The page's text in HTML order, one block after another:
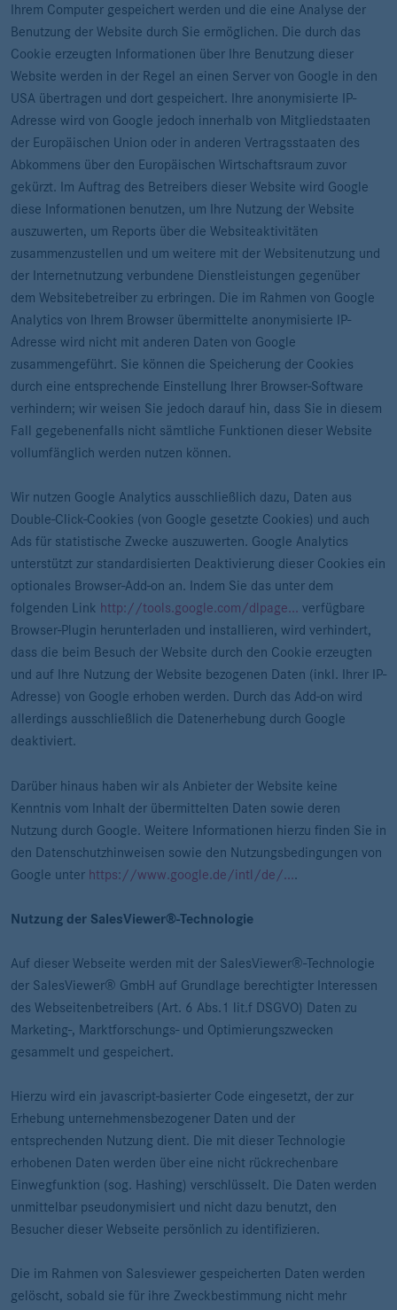
Ihrem Computer gespeichert werden und die eine Analyse der
Benutzung der Website durch Sie ermöglichen. Die durch das
Cookie erzeugten Informationen über Ihre Benutzung dieser
Website werden in der Regel an einen Server von Google in den
USA übertragen und dort gespeichert. Ihre anonymisierte IP-
Adresse wird von Google jedoch innerhalb von Mitgliedstaaten
der Europäischen Union oder in anderen Vertragsstaaten des
Abkommens über den Europäischen Wirtschaftsraum zuvor
gekürzt. Im Auftrag des Betreibers dieser Website wird Google
diese Informationen benutzen, um Ihre Nutzung der Website
auszuwerten, um Reports über die Websiteaktivitäten
zusammenzustellen und um weitere mit der Websitenutzung und
der Internetnutzung verbundene Dienstleistungen gegenüber
dem Websitebetreiber zu erbringen. Die im Rahmen von Google
Analytics von Ihrem Browser übermittelte anonymisierte IP-
Adresse wird nicht mit anderen Daten von Google
zusammengeführt. Sie können die Speicherung der Cookies
durch eine entsprechende Einstellung Ihrer Browser-Software
verhindern; wir weisen Sie jedoch darauf hin, dass Sie in diesem
Fall gegebenenfalls nicht sämtliche Funktionen dieser Website
vollumfänglich werden nutzen können.
Wir nutzen Google Analytics ausschließlich dazu, Daten aus
Double-Click-Cookies (von Google gesetzte Cookies) und auch
Ads für statistische Zwecke auszuwerten. Google Analytics
unterstützt zur standardisierten Deaktivierung dieser Cookies ein
optionales Browser-Add-on an. Indem Sie das unter dem
folgenden Link http://tools.google.com/dlpage... verfügbare
Browser-Plugin herunterladen und installieren, wird verhindert,
dass die beim Besuch der Website durch den Cookie erzeugten
und auf Ihre Nutzung der Website bezogenen Daten (inkl. Ihrer IP-
Adresse) von Google erhoben werden. Durch das Add-on wird
allerdings ausschließlich die Datenerhebung durch Google
deaktiviert.
Darüber hinaus haben wir als Anbieter der Website keine
Kenntnis vom Inhalt der übermittelten Daten sowie deren
Nutzung durch Google. Weitere Informationen hierzu finden Sie in
den Datenschutzhinweisen sowie den Nutzungsbedingungen von
Google unter https://www.google.de/intl/de/....
Nutzung der SalesViewer®-Technologie
Auf dieser Webseite werden mit der SalesViewer®-Technologie
der SalesViewer® GmbH auf Grundlage berechtigter Interessen
des Webseitenbetreibers (Art. 6 Abs.1 lit.f DSGVO) Daten zu
Marketing-, Marktforschungs- und Optimierungszwecken
gesammelt und gespeichert.
Hierzu wird ein javascript-basierter Code eingesetzt, der zur
Erhebung unternehmensbezogener Daten und der
entsprechenden Nutzung dient. Die mit dieser Technologie
erhobenen Daten werden über eine nicht rückrechenbare
Einwegfunktion (sog. Hashing) verschlüsselt. Die Daten werden
unmittelbar pseudonymisiert und nicht dazu benutzt, den
Besucher dieser Webseite persönlich zu identifizieren.
Die im Rahmen von Salesviewer gespeicherten Daten werden
gelöscht, sobald sie für ihre Zweckbestimmung nicht mehr